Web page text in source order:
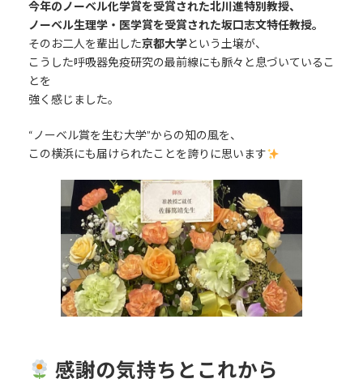
今年のノーベル化学賞を受賞された北川進特別教授、
ノーベル生理学・医学賞を受賞された坂口志文特任教授。
そのお二人を輩出した京都大学という土壌が、
こうした呼吸器免疫研究の最前線にも脈々と息づいているこ
とを
強く感じました。
“ノーベル賞を生む大学”からの知の風を、
この横浜にも届けられたことを誇りに思います
感謝の気持ちとこれから